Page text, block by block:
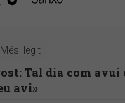
Més llegit
Tal dia com avui
avi»